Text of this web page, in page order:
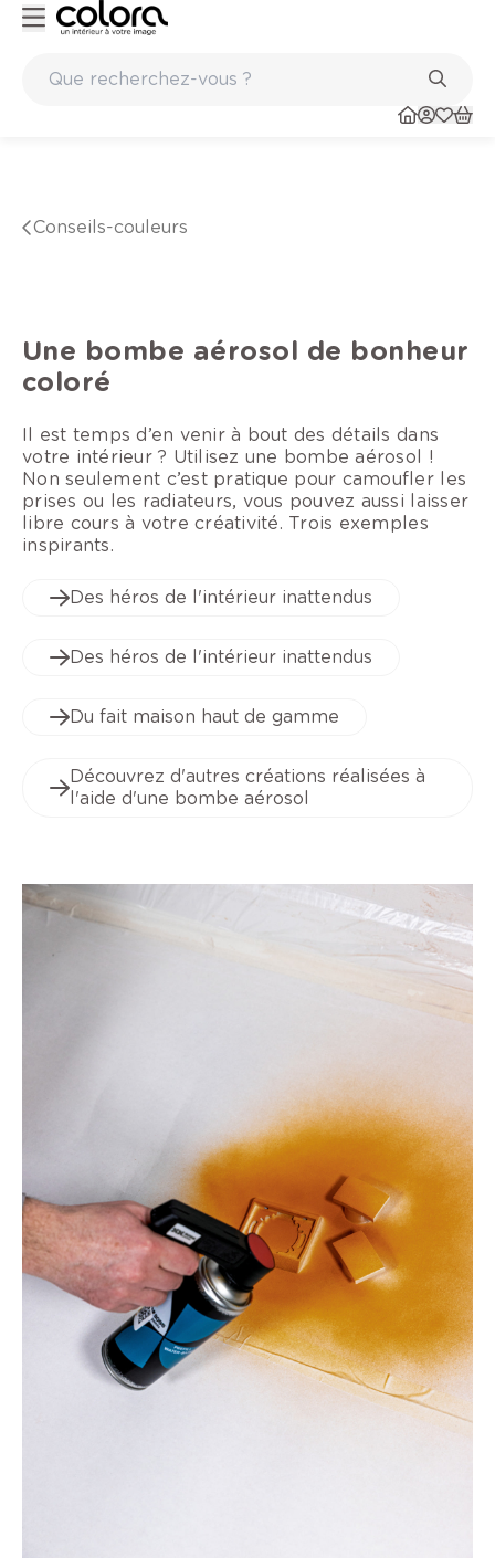
conseils-couleurs
Une bombe aérosol de bonheur
coloré
Il est temps d’en venir à bout des détails dans
votre intérieur ? Utilisez une bombe aérosol !
Non seulement c’est pratique pour camoufler les
prises ou les radiateurs, vous pouvez aussi laisser
libre cours à votre créativité. Trois exemples
inspirants.
Des héros de l'intérieur inattendus
Des héros de l'intérieur inattendus
Du fait maison haut de gamme
Découvrez d'autres créations réalisées à
l'aide d'une bombe aérosol